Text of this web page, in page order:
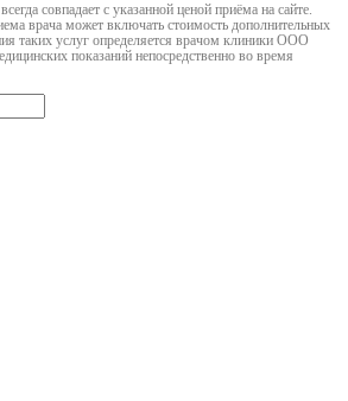
совпадает с указанной ценой приёма на сайте.
врача может включать стоимость дополнительных
таких услуг определяется врачом клиники ООО
показаний непосредственно во время